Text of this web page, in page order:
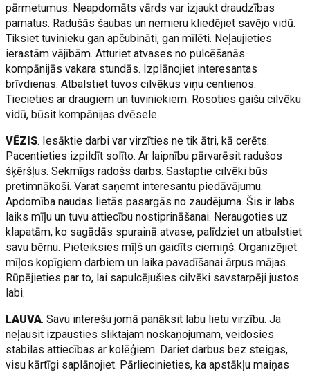
pārmetumus. Neapdomāts vārds var izjaukt draudzības
pamatus. Radušās šaubas un nemieru kliedējiet savējo vidū.
Tiksiet tuvinieku gan apčubināti, gan mīlēti. Neļaujieties
ierastām vājībām. Atturiet atvases no pulcēšanās
kompānijās vakara stundās. Izplānojiet interesantas
brīvdienas. Atbalstiet tuvos cilvēkus viņu centienos.
Tiecieties ar draugiem un tuviniekiem. Rosoties gaišu cilvēku
vidū, būsit kompānijas dvēsele.
VĒZIS. Iesāktie darbi var virzīties ne tik ātri, kā cerēts.
Pacentieties izpildīt solīto. Ar laipnību pārvarēsit radušos
šķēršļus. Sekmīgs radošs darbs. Sastaptie cilvēki būs
pretimnākoši. Varat saņemt interesantu piedāvājumu.
Apdomība naudas lietās pasargās no zaudējuma. Šis ir labs
laiks mīļu un tuvu attiecību nostiprināšanai. Neraugoties uz
klapatām, ko sagādās spurainā atvase, palīdziet un atbalstiet
savu bērnu. Pieteiksies mīļš un gaidīts ciemiņš. Organizējiet
mīļos kopīgiem darbiem un laika pavadīšanai ārpus mājas.
Rūpējieties par to, lai sapulcējušies cilvēki savstarpēji justos
labi.
LAUVA. Savu interešu jomā panāksit labu lietu virzību. Ja
neļausit izpausties sliktajam noskaņojumam, veidosies
stabilas attiecības ar kolēģiem. Dariet darbus bez steigas,
visu kārtīgi saplānojiet. Pārliecinieties, ka apstākļu maiņas